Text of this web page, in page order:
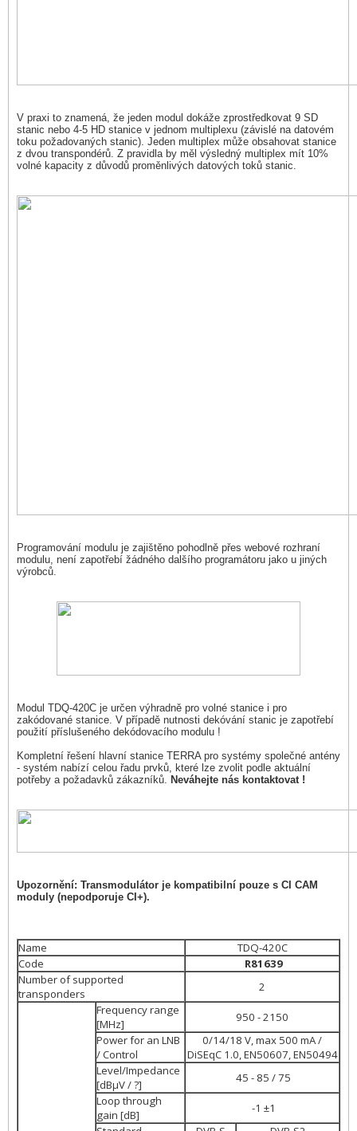
V praxi to znamená, že jeden modul dokáže zprostředkovat 9 SD
stanic nebo 4-5 HD stanice v jednom multiplexu (závislé na datovém
toku požadovaných stanic). Jeden multiplex může obsahovat stanice
z dvou transpondérů. Z pravidla by měl výsledný multiplex mít 10%
volné kapacity z důvodů proměnlivých datových toků stanic.
Programování modulu je zajištěno pohodlně přes webové rozhraní
modulu, není zapotřebí žádného dalšího programátoru jako u jiných
výrobců.
Modul TDQ-420C je určen výhradně pro volné stanice i pro
zakódované stanice. V případě nutnosti dekóvání stanic je zapotřebí
použití příslušeného dekódovacího modulu !
Kompletní řešení hlavní stanice TERRA pro systémy společné antény
- systém nabízí celou řadu prvků, které lze zvolit podle aktuální
potřeby a požadavků zákazníků. Neváhejte nás kontaktovat !
Upozornění: Transmodulátor je kompatibilní pouze s CI CAM
moduly (nepodporuje CI+).
Name
TDQ-420C
Code
R81639
Number of supported
transponders
2
Frequency range
[MHz]
950 - 2150
Power for an LNB
/ Control
0/14/18 V, max 500 mA /
DiSEqC 1.0, EN50607, EN50494
Level/Impedance
[dBµV / ?]
45 - 85 / 75
Loop through
gain [dB]
-1 ±1